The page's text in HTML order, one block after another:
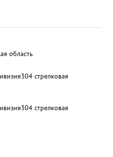
область
304 стрелковая
304 стрелковая